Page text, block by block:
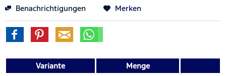
Benachrichtigungen Merken
Variante
Menge